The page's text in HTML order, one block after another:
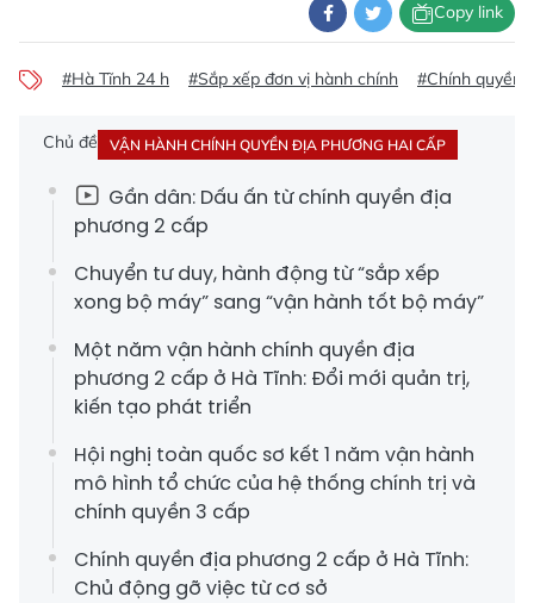
Copy link
#Hà Tĩnh 24 h #Sắp xếp đơn vị hành chính #Chính quyền
Chủ đề VẬN HÀNH CHÍNH QUYỀN ĐỊA PHƯƠNG HAI CẤP
Gần dân: Dấu ấn từ chính quyền địa
phương 2 cấp
Chuyển tư duy, hành động từ “sắp xếp
xong bộ máy” sang “vận hành tốt bộ máy”
Một năm vận hành chính quyền địa
phương 2 cấp ở Hà Tĩnh: Đổi mới quản trị,
kiến tạo phát triển
Hội nghị toàn quốc sơ kết 1 năm vận hành
mô hình tổ chức của hệ thống chính trị và
chính quyền 3 cấp
Chính quyền địa phương 2 cấp ở Hà Tĩnh:
Chủ động gỡ việc từ cơ sở